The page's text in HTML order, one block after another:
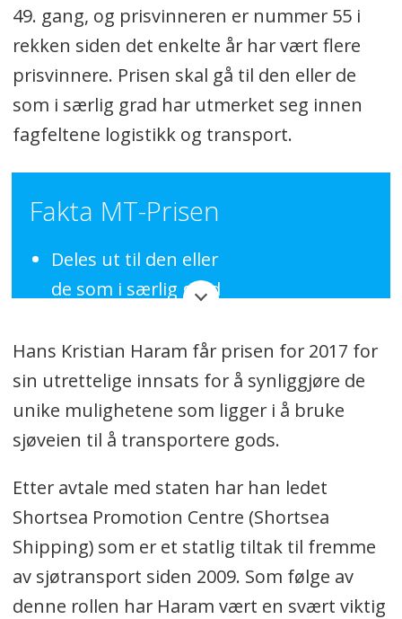
49. gang, og prisvinneren er nummer 55 i
rekken siden det enkelte år har vært flere
prisvinnere. Prisen skal gå til den eller de
som i særlig grad har utmerket seg innen
fagfeltene logistikk og transport.
Fakta MT-Prisen
Deles ut til den eller
de som i særlig grad
fagfeltene logistikk og
transport.
Delt ut hvert år siden 1969
Vinneren får heder og
ære, et innrammet diplom
og en sjekk på 15.000
kroner.
JURY:
Hans Kristian Haram får prisen for 2017 for
sin utrettelige innsats for å synliggjøre de
unike mulighetene som ligger i å bruke
sjøveien til å transportere gods.
Etter avtale med staten har han ledet
Shortsea Promotion Centre (Shortsea
Shipping) som er et statlig tiltak til fremme
av sjøtransport siden 2009. Som følge av
denne rollen har Haram vært en svært viktig